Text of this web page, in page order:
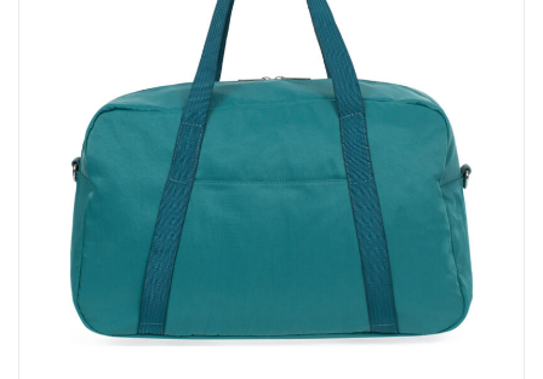
est
le
meilleur
choix
pour
vos
aventures